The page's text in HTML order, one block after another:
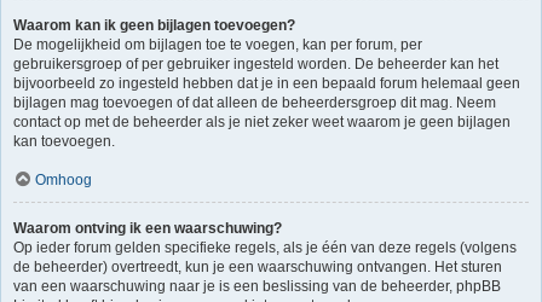
Waarom kan ik geen bijlagen toevoegen?
De mogelijkheid om bijlagen toe te voegen, kan per forum, per
gebruikersgroep of per gebruiker ingesteld worden. De beheerder kan het
bijvoorbeeld zo ingesteld hebben dat je in een bepaald forum helemaal geen
bijlagen mag toevoegen of dat alleen de beheerdersgroep dit mag. Neem
contact op met de beheerder als je niet zeker weet waarom je geen bijlagen
kan toevoegen.
Omhoog
Waarom ontving ik een waarschuwing?
Op ieder forum gelden specifieke regels, als je één van deze regels (volgens
de beheerder) overtreedt, kun je een waarschuwing ontvangen. Het sturen
van een waarschuwing naar je is een beslissing van de beheerder, phpBB